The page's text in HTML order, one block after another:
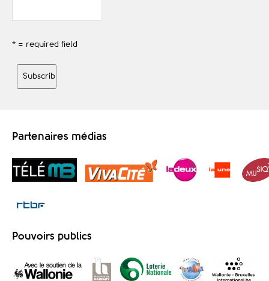
* = required field
Partenaires médias
Pouvoirs publics